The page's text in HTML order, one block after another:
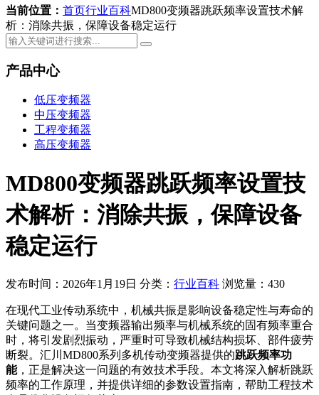
当前位置： 首页行业百科MD800变频器跳跃频率设置技术解
析：消除共振，保障设备稳定运行
产品中心
低压变频器
中压变频器
工程变频器
高压变频器
MD800变频器跳跃频率设置技
术解析：消除共振，保障设备
稳定运行
发布时间：2026年1月19日 分类： 行业百科 浏览量：430
在现代工业传动系统中，机械共振是影响设备稳定性与寿命的
关键问题之一。当变频器输出频率与机械系统的固有频率重合
时，将引发剧烈振动，严重时可导致机械结构损坏、部件疲劳
断裂。汇川MD800系列多机传动变频器提供的跳跃频率功
能，正是解决这一问题的有效技术手段。本文将深入解析跳跃
频率的工作原理，并提供详细的参数设置指南，帮助工程技术